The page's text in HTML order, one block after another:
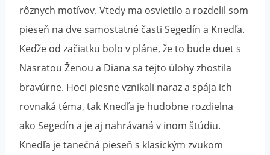
rôznych motívov. Vtedy ma osvietilo a rozdelil som
pieseň na dve samostatné časti Segedín a Knedľa.
Keďže od začiatku bolo v pláne, že to bude duet s
Nasratou Ženou a Diana sa tejto úlohy zhostila
bravúrne. Hoci piesne vznikali naraz a spája ich
rovnaká téma, tak Knedľa je hudobne rozdielna
ako Segedín a je aj nahrávaná v inom štúdiu.
Knedľa je tanečná pieseň s klasickým zvukom